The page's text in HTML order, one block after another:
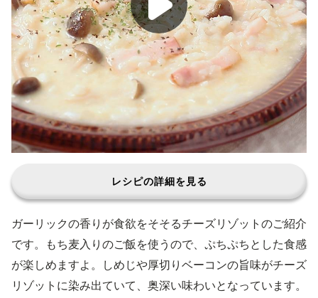
レシピの詳細を見る
ガーリックの香りが食欲をそそるチーズリゾットのご紹介
です。もち麦入りのご飯を使うので、ぷちぷちとした食感
が楽しめますよ。しめじや厚切りベーコンの旨味がチーズ
リゾットに染み出ていて、奥深い味わいとなっています。